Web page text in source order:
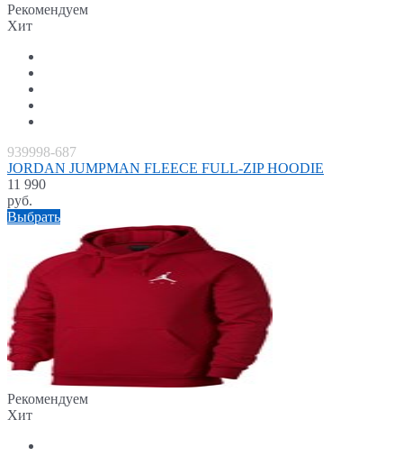
Рекомендуем
Хит
939998-687
JORDAN JUMPMAN FLEECE FULL-ZIP HOODIE
11 990
руб.
Выбрать
Рекомендуем
Хит